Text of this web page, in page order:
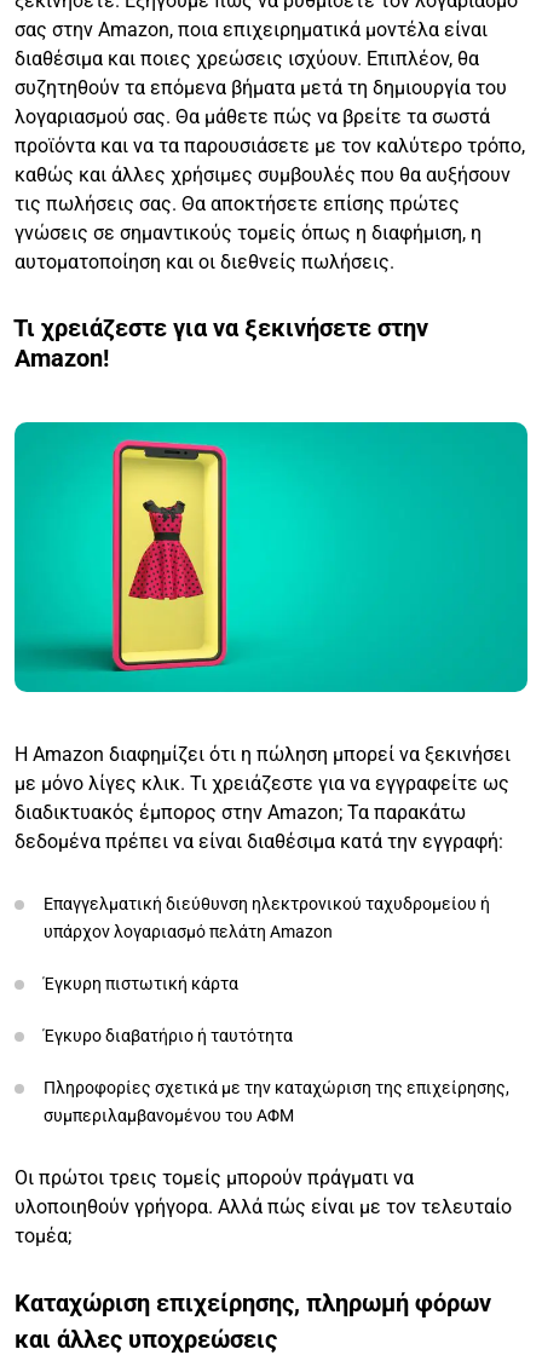
σας στην Amazon, ποια επιχειρηματικά μοντέλα είναι
διαθέσιμα και ποιες χρεώσεις ισχύουν. Επιπλέον, θα
συζητηθούν τα επόμενα βήματα μετά τη δημιουργία του
λογαριασμού σας. Θα μάθετε πώς να βρείτε τα σωστά
προϊόντα και να τα παρουσιάσετε με τον καλύτερο τρόπο,
καθώς και άλλες χρήσιμες συμβουλές που θα αυξήσουν
τις πωλήσεις σας. Θα αποκτήσετε επίσης πρώτες
γνώσεις σε σημαντικούς τομείς όπως η διαφήμιση, η
αυτοματοποίηση και οι διεθνείς πωλήσεις.
Τι χρειάζεστε για να ξεκινήσετε στην
Amazon!
Η Amazon διαφημίζει ότι η πώληση μπορεί να ξεκινήσει
με μόνο λίγες κλικ. Τι χρειάζεστε για να εγγραφείτε ως
διαδικτυακός έμπορος στην Amazon; Τα παρακάτω
δεδομένα πρέπει να είναι διαθέσιμα κατά την εγγραφή:
Επαγγελματική διεύθυνση ηλεκτρονικού ταχυδρομείου ή
υπάρχον λογαριασμό πελάτη Amazon
Έγκυρη πιστωτική κάρτα
Έγκυρο διαβατήριο ή ταυτότητα
Πληροφορίες σχετικά με την καταχώριση της επιχείρησης,
συμπεριλαμβανομένου του ΑΦΜ
Οι πρώτοι τρεις τομείς μπορούν πράγματι να
υλοποιηθούν γρήγορα. Αλλά πώς είναι με τον τελευταίο
τομέα;
Καταχώριση επιχείρησης, πληρωμή φόρων
και άλλες υποχρεώσεις